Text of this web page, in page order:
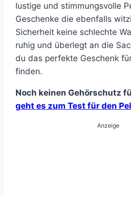
lustige und stimmungsvolle
Geschenke die ebenfalls
Sicherheit keine schlechte
ruhig und überlegt an die
du das perfekte Geschenk
finden.
Noch keinen Gehörschutz
geht es zum Test für den
Anzeige